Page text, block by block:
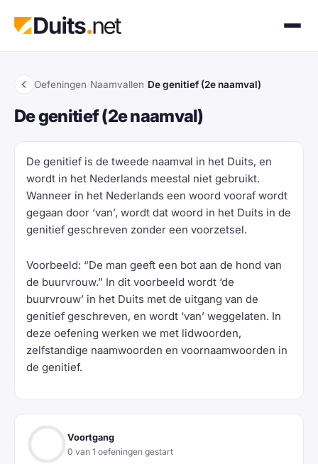
Oefeningen Naamvallen De genitief (2e naamval)
De genitief (2e naamval)
De genitief is de tweede naamval in het Duits, en
wordt in het Nederlands meestal niet gebruikt.
Wanneer in het Nederlands een woord vooraf wordt
gegaan door ‘van’, wordt dat woord in het Duits in de
genitief geschreven zonder een voorzetsel.
Voorbeeld: “De man geeft een bot aan de hond van
de buurvrouw.” In dit voorbeeld wordt ‘de
buurvrouw’ in het Duits met de uitgang van de
genitief geschreven, en wordt ‘van’ weggelaten. In
deze oefening werken we met lidwoorden,
zelfstandige naamwoorden en voornaamwoorden in
de genitief.
Voortgang
0 van 1 oefeningen gestart